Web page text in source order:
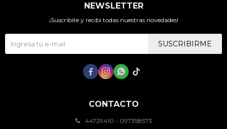
CONTACTO
44729410 - 097358573
NEWSLETTER
¡Suscribite y recibí todas nuestras novedades!
SUSCRIBIRME
   